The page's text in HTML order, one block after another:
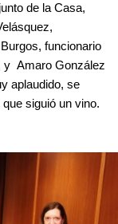
de la Casa,
funcionario
y Amaro González
aplaudido, se
siguió un vino.